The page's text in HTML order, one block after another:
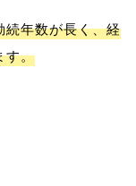
続年数が長く、経
す。